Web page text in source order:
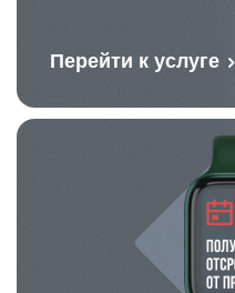
Перейти к услуге